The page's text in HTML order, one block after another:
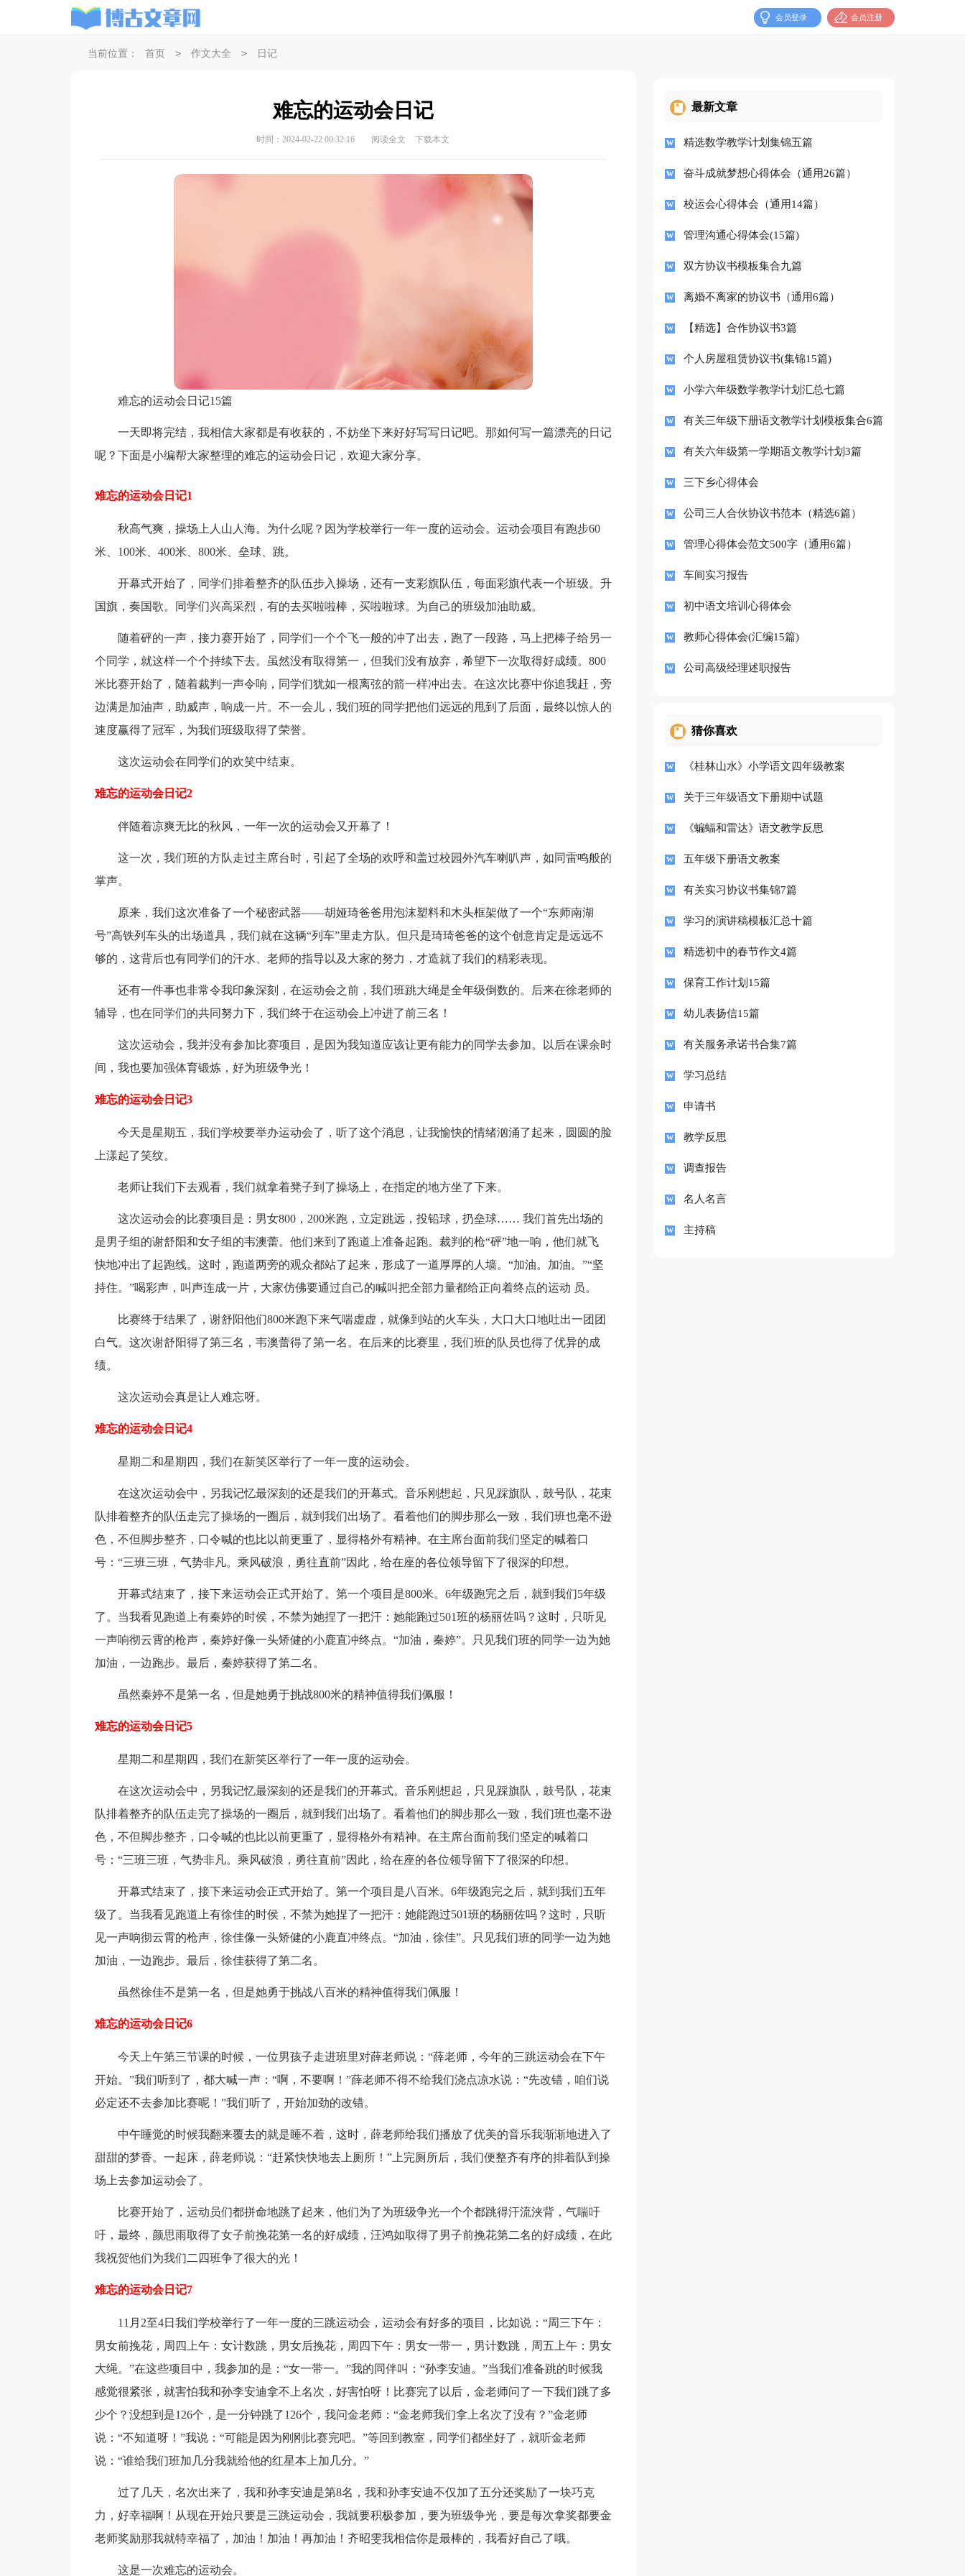
会员登录 会员注册
当前位置： 首页 > 作文大全 > 日记
难忘的运动会日记
时间：2024-02-22 00:32:16 阅读全文 下载本文
难忘的运动会日记15篇
一天即将完结，我相信大家都是有收获的，不妨坐下来好好写写日记吧。那如何写一篇漂亮的日记
呢？下面是小编帮大家整理的难忘的运动会日记，欢迎大家分享。
难忘的运动会日记1
秋高气爽，操场上人山人海。为什么呢？因为学校举行一年一度的运动会。运动会项目有跑步60
米、100米、400米、800米、垒球、跳。
开幕式开始了，同学们排着整齐的队伍步入操场，还有一支彩旗队伍，每面彩旗代表一个班级。升
国旗，奏国歌。同学们兴高采烈，有的去买啦啦棒，买啦啦球。为自己的班级加油助威。
随着砰的一声，接力赛开始了，同学们一个个飞一般的冲了出去，跑了一段路，马上把棒子给另一
个同学，就这样一个个持续下去。虽然没有取得第一，但我们没有放弃，希望下一次取得好成绩。800
米比赛开始了，随着裁判一声令响，同学们犹如一根离弦的箭一样冲出去。在这次比赛中你追我赶，旁
边满是加油声，助威声，响成一片。不一会儿，我们班的同学把他们远远的甩到了后面，最终以惊人的
速度赢得了冠军，为我们班级取得了荣誉。
这次运动会在同学们的欢笑中结束。
难忘的运动会日记2
伴随着凉爽无比的秋风，一年一次的运动会又开幕了！
这一次，我们班的方队走过主席台时，引起了全场的欢呼和盖过校园外汽车喇叭声，如同雷鸣般的
掌声。
原来，我们这次准备了一个秘密武器——胡娅琦爸爸用泡沫塑料和木头框架做了一个“东师南湖
号”高铁列车头的出场道具，我们就在这辆“列车”里走方队。但只是琦琦爸爸的这个创意肯定是远远不
够的，这背后也有同学们的汗水、老师的指导以及大家的努力，才造就了我们的精彩表现。
还有一件事也非常令我印象深刻，在运动会之前，我们班跳大绳是全年级倒数的。后来在徐老师的
辅导，也在同学们的共同努力下，我们终于在运动会上冲进了前三名！
这次运动会，我并没有参加比赛项目，是因为我知道应该让更有能力的同学去参加。以后在课余时
间，我也要加强体育锻炼，好为班级争光！
难忘的运动会日记3
今天是星期五，我们学校要举办运动会了，听了这个消息，让我愉快的情绪汹涌了起来，圆圆的脸
上漾起了笑纹。
老师让我们下去观看，我们就拿着凳子到了操场上，在指定的地方坐了下来。
这次运动会的比赛项目是：男女800，200米跑，立定跳远，投铅球，扔垒球…… 我们首先出场的
是男子组的谢舒阳和女子组的韦澳蕾。他们来到了跑道上准备起跑。裁判的枪“砰”地一响，他们就飞
快地冲出了起跑线。这时，跑道两旁的观众都站了起来，形成了一道厚厚的人墙。“加油。加油。”“坚
持住。”喝彩声，叫声连成一片，大家仿佛要通过自己的喊叫把全部力量都给正向着终点的运动 员。
比赛终于结果了，谢舒阳他们800米跑下来气喘虚虚，就像到站的火车头，大口大口地吐出一团团
白气。这次谢舒阳得了第三名，韦澳蕾得了第一名。在后来的比赛里，我们班的队员也得了优异的成
绩。
这次运动会真是让人难忘呀。
难忘的运动会日记4
星期二和星期四，我们在新笑区举行了一年一度的运动会。
在这次运动会中，另我记忆最深刻的还是我们的开幕式。音乐刚想起，只见踩旗队，鼓号队，花束
队排着整齐的队伍走完了操场的一圈后，就到我们出场了。看着他们的脚步那么一致，我们班也毫不逊
色，不但脚步整齐，口令喊的也比以前更重了，显得格外有精神。在主席台面前我们坚定的喊着口
号：“三班三班，气势非凡。乘风破浪，勇往直前”因此，给在座的各位领导留下了很深的印想。
开幕式结束了，接下来运动会正式开始了。第一个项目是800米。6年级跑完之后，就到我们5年级
了。当我看见跑道上有秦婷的时侯，不禁为她捏了一把汗：她能跑过501班的杨丽佐吗？这时，只听见
一声响彻云霄的枪声，秦婷好像一头矫健的小鹿直冲终点。“加油，秦婷”。只见我们班的同学一边为她
加油，一边跑步。最后，秦婷获得了第二名。
虽然秦婷不是第一名，但是她勇于挑战800米的精神值得我们佩服！
难忘的运动会日记5
星期二和星期四，我们在新笑区举行了一年一度的运动会。
在这次运动会中，另我记忆最深刻的还是我们的开幕式。音乐刚想起，只见踩旗队，鼓号队，花束
队排着整齐的队伍走完了操场的一圈后，就到我们出场了。看着他们的脚步那么一致，我们班也毫不逊
色，不但脚步整齐，口令喊的也比以前更重了，显得格外有精神。在主席台面前我们坚定的喊着口
号：“三班三班，气势非凡。乘风破浪，勇往直前”因此，给在座的各位领导留下了很深的印想。
开幕式结束了，接下来运动会正式开始了。第一个项目是八百米。6年级跑完之后，就到我们五年
级了。当我看见跑道上有徐佳的时侯，不禁为她捏了一把汗：她能跑过501班的杨丽佐吗？这时，只听
见一声响彻云霄的枪声，徐佳像一头矫健的小鹿直冲终点。“加油，徐佳”。只见我们班的同学一边为她
加油，一边跑步。最后，徐佳获得了第二名。
虽然徐佳不是第一名，但是她勇于挑战八百米的精神值得我们佩服！
难忘的运动会日记6
今天上午第三节课的时候，一位男孩子走进班里对薛老师说：“薛老师，今年的三跳运动会在下午
开始。”我们听到了，都大喊一声：“啊，不要啊！”薛老师不得不给我们浇点凉水说：“先改错，咱们说
必定还不去参加比赛呢！”我们听了，开始加劲的改错。
中午睡觉的时候我翻来覆去的就是睡不着，这时，薛老师给我们播放了优美的音乐我渐渐地进入了
甜甜的梦香。一起床，薛老师说：“赶紧快快地去上厕所！”上完厕所后，我们便整齐有序的排着队到操
场上去参加运动会了。
比赛开始了，运动员们都拼命地跳了起来，他们为了为班级争光一个个都跳得汗流浃背，气喘吁
吁，最终，颜思雨取得了女子前挽花第一名的好成绩，汪鸿如取得了男子前挽花第二名的好成绩，在此
我祝贺他们为我们二四班争了很大的光！
难忘的运动会日记7
11月2至4日我们学校举行了一年一度的三跳运动会，运动会有好多的项目，比如说：“周三下午：
男女前挽花，周四上午：女计数跳，男女后挽花，周四下午：男女一带一，男计数跳，周五上午：男女
大绳。”在这些项目中，我参加的是：“女一带一。”我的同伴叫：“孙李安迪。”当我们准备跳的时候我
感觉很紧张，就害怕我和孙李安迪拿不上名次，好害怕呀！比赛完了以后，金老师问了一下我们跳了多
少个？没想到是126个，是一分钟跳了126个，我问金老师：“金老师我们拿上名次了没有？”金老师
说：“不知道呀！”我说：“可能是因为刚刚比赛完吧。”等回到教室，同学们都坐好了，就听金老师
说：“谁给我们班加几分我就给他的红星本上加几分。”
过了几天，名次出来了，我和孙李安迪是第8名，我和孙李安迪不仅加了五分还奖励了一块巧克
力，好幸福啊！从现在开始只要是三跳运动会，我就要积极参加，要为班级争光，要是每次拿奖都要金
老师奖励那我就特幸福了，加油！加油！再加油！齐昭雯我相信你是最棒的，我看好自己了哦。
这是一次难忘的运动会。
最新文章
精选数学教学计划集锦五篇
奋斗成就梦想心得体会（通用26篇）
校运会心得体会（通用14篇）
管理沟通心得体会(15篇)
双方协议书模板集合九篇
离婚不离家的协议书（通用6篇）
【精选】合作协议书3篇
个人房屋租赁协议书(集锦15篇)
小学六年级数学教学计划汇总七篇
有关三年级下册语文教学计划模板集合6篇
有关六年级第一学期语文教学计划3篇
三下乡心得体会
公司三人合伙协议书范本（精选6篇）
管理心得体会范文500字（通用6篇）
车间实习报告
初中语文培训心得体会
教师心得体会(汇编15篇)
公司高级经理述职报告
猜你喜欢
《桂林山水》小学语文四年级教案
关于三年级语文下册期中试题
《蝙蝠和雷达》语文教学反思
五年级下册语文教案
有关实习协议书集锦7篇
学习的演讲稿模板汇总十篇
精选初中的春节作文4篇
保育工作计划15篇
幼儿表扬信15篇
有关服务承诺书合集7篇
学习总结
申请书
教学反思
调查报告
名人名言
主持稿